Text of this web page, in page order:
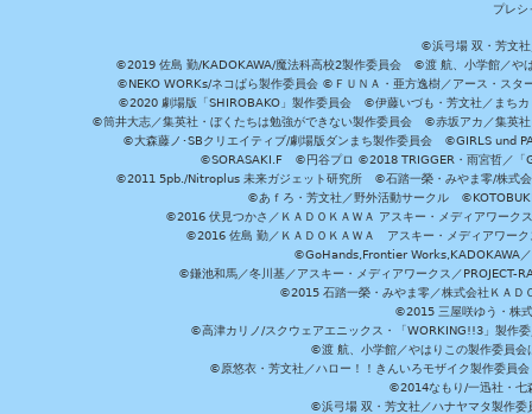
プレシ
©浜弓場 双・芳文社
©2019 佐島 勤/KADOKAWA/魔法科高校2製作委員会 ©渡 航、小学館／や
©NEKO WORKs/ネコぱら製作委員会 ©ＦＵＮＡ・亜方逸樹／アース・ス
©2020 劇場版「SHIROBAKO」製作委員会 ©伊藤いづも・芳文社／まち
©筒井大志／集英社・ぼくたちは勉強ができない製作委員会 ©赤坂アカ／集英
©大森藤ノ･SBクリエイティブ/劇場版ダンまち製作委員会 ©GIRLS und
©SORASAKI.F ©円谷プロ ©2018 TRIGGER・雨宮哲／
©2011 5pb./Nitroplus 未来ガジェット研究所 ©石踏一榮・みやま零/株式
©あｆろ・芳文社／野外活動サークル
©2016 伏見つかさ／ＫＡＤＯＫＡＷＡ アスキー・メディアワー
©2016 佐島 勤／ＫＡＤＯＫＡＷＡ アスキー・メディアワ
©GoHands,Frontier Works,KADOKAWA
©鎌池和馬／冬川基／アスキー・メディアワークス／
©2015 石踏一榮・みやま零／株式会社ＫＡＤ
©2015 三屋咲ゆう・株
©高津カリノ/スクウェアエニックス・「WORKING!!3」製作
©渡 航、小学館／やはりこの製作委員
©原悠衣・芳文社／ハロー！！きんいろモザイク製作委員
©2014なもり/一迅社・
©浜弓場 双・芳文社／ハナヤマタ製作